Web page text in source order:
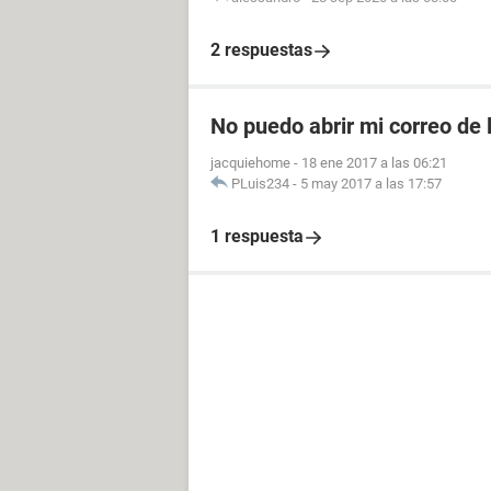
2 respuestas
No puedo abrir mi correo de
jacquiehome - 18 ene 2017 a las 06:21
PLuis234 - 5 may 2017 a las 17:57
1 respuesta